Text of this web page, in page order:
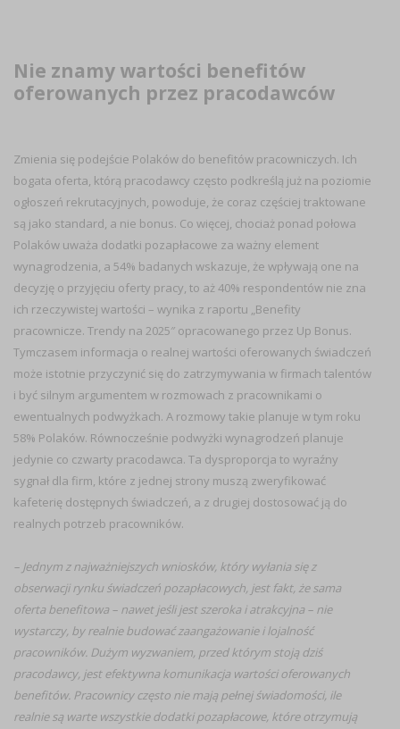
Nie znamy wartości benefitów
oferowanych przez pracodawców
Zmienia się podejście Polaków do benefitów pracowniczych. Ich
bogata oferta, którą pracodawcy często podkreślą już na poziomie
ogłoszeń rekrutacyjnych, powoduje, że coraz częściej traktowane
są jako standard, a nie bonus. Co więcej, chociaż ponad połowa
Polaków uważa dodatki pozapłacowe za ważny element
wynagrodzenia, a 54% badanych wskazuje, że wpływają one na
decyzję o przyjęciu oferty pracy, to aż 40% respondentów nie zna
ich rzeczywistej wartości – wynika z raportu „Benefity
pracownicze. Trendy na 2025″ opracowanego przez Up Bonus.
Tymczasem informacja o realnej wartości oferowanych świadczeń
może istotnie przyczynić się do zatrzymywania w firmach talentów
i być silnym argumentem w rozmowach z pracownikami o
ewentualnych podwyżkach. A rozmowy takie planuje w tym roku
58% Polaków. Równocześnie podwyżki wynagrodzeń planuje
jedynie co czwarty pracodawca. Ta dysproporcja to wyraźny
sygnał dla firm, które z jednej strony muszą zweryfikować
kafeterię dostępnych świadczeń, a z drugiej dostosować ją do
realnych potrzeb pracowników.
– Jednym z najważniejszych wniosków, który wyłania się z
obserwacji rynku świadczeń pozapłacowych, jest fakt, że sama
oferta benefitowa – nawet jeśli jest szeroka i atrakcyjna – nie
wystarczy, by realnie budować zaangażowanie i lojalność
pracowników. Dużym wyzwaniem, przed którym stoją dziś
pracodawcy, jest efektywna komunikacja wartości oferowanych
benefitów. Pracownicy często nie mają pełnej świadomości, ile
realnie są warte wszystkie dodatki pozapłacowe, które otrzymują